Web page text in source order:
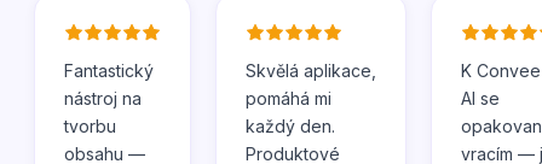
Fantastický
nástroj na
tvorbu
obsahu —
Skvělá aplikace,
pomáhá mi
každý den.
Produktové
K Convee
AI se
vracím —